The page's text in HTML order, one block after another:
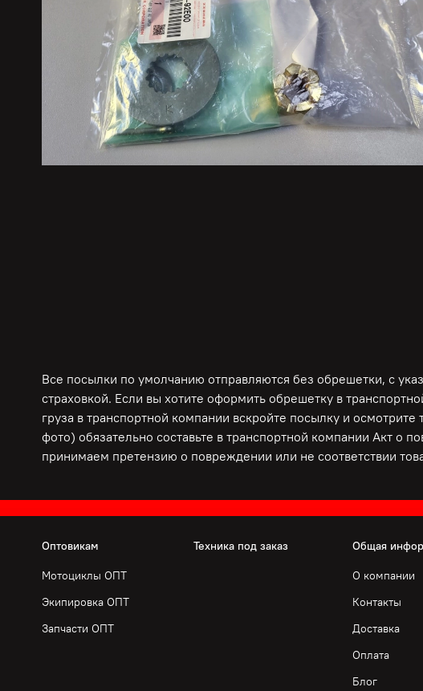
Все посылки по умолчанию отправляются без обрешетки, с
страховкой. Если вы хотите оформить обрешетку в
груза в транспортной компании вскройте посылку и
фото) обязательно составьте в транспортной компании Акт о
принимаем претензию о повреждении или не соответствии
Оптовикам
Мотоциклы ОПТ
Экипировка ОПТ
Запчасти ОПТ
Техника под заказ Общая
О компании
Контакты
Доставка
Оплата
Блог